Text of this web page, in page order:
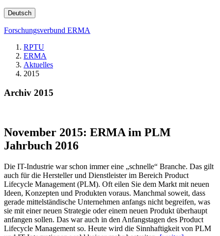
Deutsch
Forschungsverbund ERMA
RPTU
ERMA
Aktuelles
2015
Archiv 2015
November 2015: ERMA im PLM
Jahrbuch 2016
Die IT-Industrie war schon immer eine „schnelle“ Branche. Das gilt
auch für die Hersteller und Dienstleister im Bereich Product
Lifecycle Management (PLM). Oft eilen Sie dem Markt mit neuen
Ideen, Konzepten und Produkten voraus. Manchmal soweit, dass
gerade mittelständische Unternehmen anfangs nicht begreifen, was
sie mit einer neuen Strategie oder einem neuen Produkt überhaupt
anfangen sollen. Das war auch in den Anfangstagen des Product
Lifecycle Management so. Heute wird die Sinnhaftigkeit von PLM